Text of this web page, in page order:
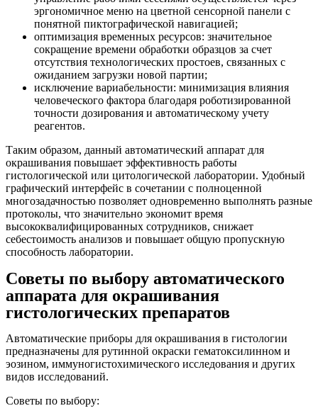
эргономичное меню на цветной сенсорной панели с
понятной пиктографической навигацией;
оптимизация временных ресурсов: значительное
сокращение времени обработки образцов за счет
отсутствия технологических простоев, связанных с
ожиданием загрузки новой партии;
исключение вариабельности: минимизация влияния
человеческого фактора благодаря роботизированной
точности дозирования и автоматическому учету
реагентов.
Таким образом, данный автоматический аппарат для
окрашивания повышает эффективность работы
гистологической или цитологической лаборатории. Удобный
графический интерфейс в сочетании с полноценной
многозадачностью позволяет одновременно выполнять разные
протоколы, что значительно экономит время
высококвалифицированных сотрудников, снижает
себестоимость анализов и повышает общую пропускную
способность лаборатории.
Советы по выбору автоматического
аппарата для окрашивания
гистологических препаратов
Автоматические приборы для окрашивания в гистологии
предназначены для рутинной окраски гематоксилинном и
эозином, иммуногистохимического исследования и других
видов исследований.
Советы по выбору: